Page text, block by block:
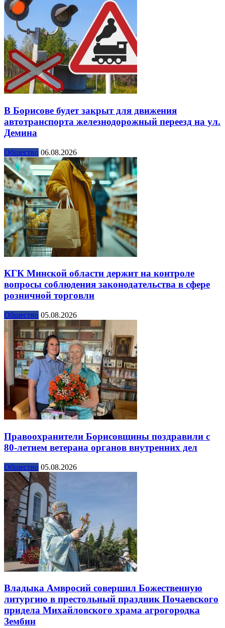
В Борисове будет закрыт для движения
автотранспорта железнодорожный переезд на ул.
Демина
Общество 06.08.2026
КГК Минской области держит на контроле
вопросы соблюдения законодательства в сфере
розничной торговли
Общество 05.08.2026
Правоохранители Борисовщины поздравили с
80-летием ветерана органов внутренних дел
Общество 05.08.2026
Владыка Амвросий совершил Божественную
литургию в престольный праздник Почаевского
придела Михайловского храма агрогородка
Зембин